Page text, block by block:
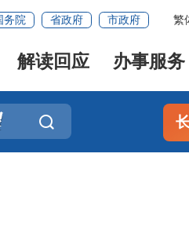
务院 省政府 市政府 繁
解读回应 办事服务